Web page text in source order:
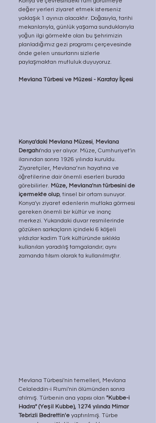
değer yerleri ziyaret etmek isterseniz
yaklaşık 1 ayınızı alacaktır. Doğasıyla, tarihi
mekanlarıyla, günlük yaşama sunduklarıyla
yoğun ilgi görmekte olan bu şehrimizin
planladığımız gezi programı çerçevesinde
önde gelen unsurlarını sizlerle
paylaşmaktan mutluluk duyuyoruz.
Mevlana Türbesi ve Müzesi - Karatay İlçesi
Konya'daki Mevlana Müzesi, Mevlana
Dergahı'nda yer alıyor. Müze, Cumhuriyet'in
ilanından sonra 1926 yılında kuruldu.
Ziyaretçiler, Mevlana’nın hayatına ve
öğretilerine dair önemli eserleri burada
görebilirler. Müze, Mevlana'nın türbesini de
içermekte olup, tinsel bir ortam sunuyor.
Konya'yı ziyaret edenlerin mutlaka görmesi
gereken önemli bir kültür ve inanç
merkezi. Yukarıdaki duvar resmilerinde
gözüken sarkaçların içindeki 6 köşeli
yıldızlar kadim Türk kültüründe sıklıkla
kullanılan yaradılış tamgalarıdır; aynı
zamanda tılsım olarak ta kullanılmıştır.
Mevlana Türbesi'nin temelleri, Mevlana
Celaleddin-i Rumi'nin ölümünden sonra
atılmış. Türbenin ana yapısı olan "Kubbe-i
Hadra" (Yeşil Kubbe), 1274 yılında Mimar
Tebrizli Bedrettin'e yaptırılmış. Türbe